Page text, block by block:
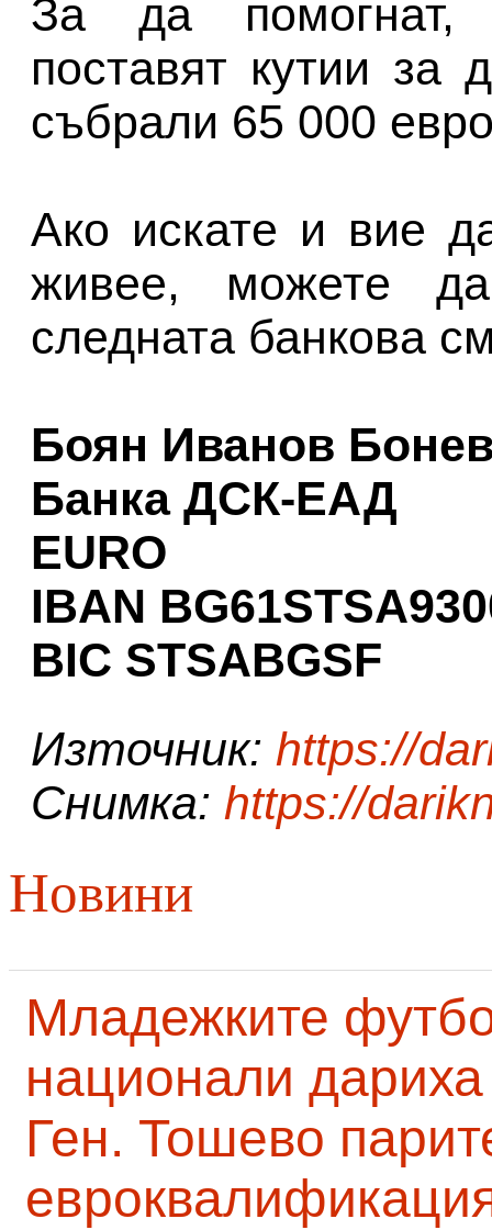
За да помогнат,
поставят кутии
събрали 65 000
Ако искате и вие
живее, можете
следната банкова
Боян Иванов
Банка ДСК-ЕАД
EURO
IBAN
BIC STSABGSF
Източник: https://
Снимка: https://
Новини
Младежките
национали
Ген. Тошево